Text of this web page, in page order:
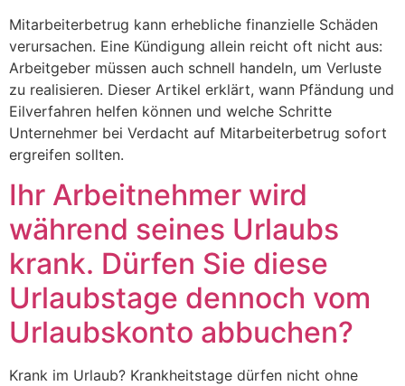
Mitarbeiterbetrug kann erhebliche finanzielle Schäden
verursachen. Eine Kündigung allein reicht oft nicht aus:
Arbeitgeber müssen auch schnell handeln, um Verluste
zu realisieren. Dieser Artikel erklärt, wann Pfändung und
Eilverfahren helfen können und welche Schritte
Unternehmer bei Verdacht auf Mitarbeiterbetrug sofort
ergreifen sollten.
Ihr Arbeitnehmer wird
während seines Urlaubs
krank. Dürfen Sie diese
Urlaubstage dennoch vom
Urlaubskonto abbuchen?
Krank im Urlaub? Krankheitstage dürfen nicht ohne